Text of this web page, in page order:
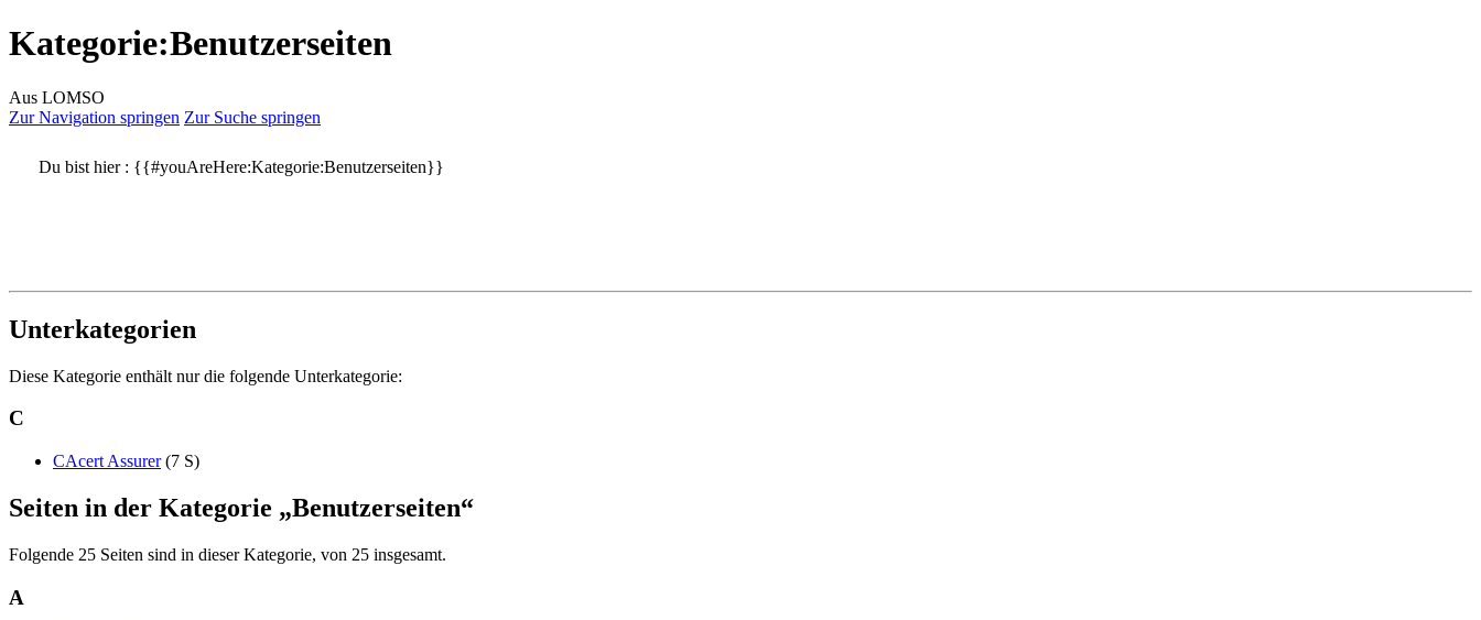
Kategorie:Benutzerseiten
Aus LOMSO
Zur Navigation springen Zur Suche springen
Du bist hier : {{#youAreHere:Kategorie:Benutzerseiten}}
Unterkategorien
Diese Kategorie enthält nur die folgende Unterkategorie:
C
CAcert Assurer (7 S)
Seiten in der Kategorie „Benutzerseiten“
Folgende 25 Seiten sind in dieser Kategorie, von 25 insgesamt.
A